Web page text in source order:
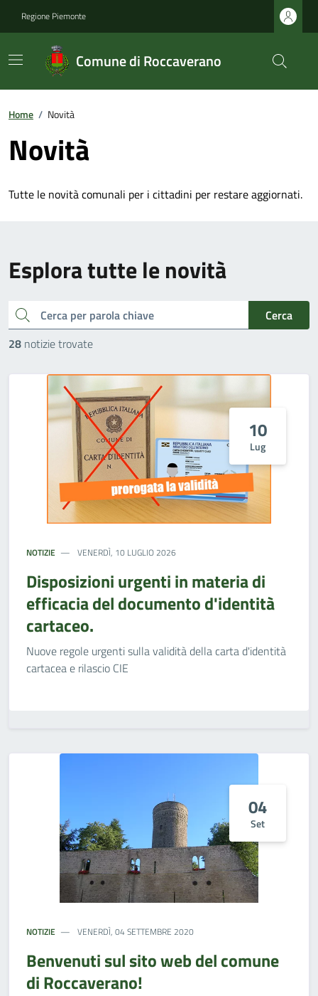
Regione Piemonte
Comune di Roccaverano
Home / Novità
Novità
Tutte le novità comunali per i cittadini per restare aggiornati.
Esplora tutte le novità
cerca
Cerca
28 notizie trovate
10
Lug
NOTIZIE VENERDÌ, 10 LUGLIO 2026
Disposizioni urgenti in materia di
efficacia del documento d'identità
cartaceo.
Nuove regole urgenti sulla validità della carta d'identità
cartacea e rilascio CIE
04
Set
NOTIZIE VENERDÌ, 04 SETTEMBRE 2020
Benvenuti sul sito web del comune
di Roccaverano!